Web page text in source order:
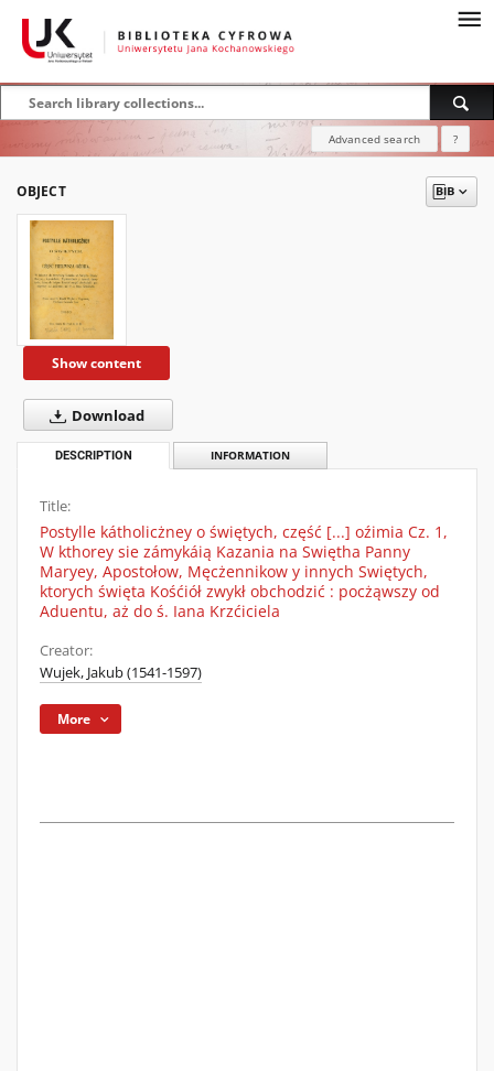
Advanced search ?
OBJECT
Show content
Download
DESCRIPTION INFORMATION
Title:
Postylle kátholicżney o świętych, część [...] oźimia Cz. 1,
W kthorey sie zámykáią Kazania na Swiętha Panny
Maryey, Apostołow, Męcżennikow y innych Swiętych,
ktorych święta Kośćiół zwykł obchodzić : pocżąwszy od
Aduentu, aż do ś. Iana Krzćiciela
Creator:
Wujek, Jakub (1541-1597)
More